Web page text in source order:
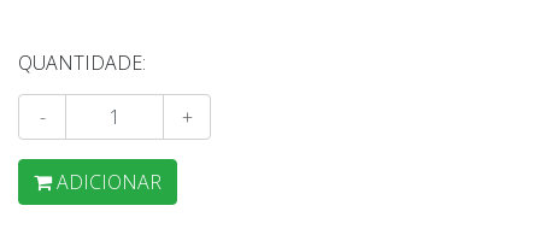
QUANTIDADE:
- +
ADICIONAR